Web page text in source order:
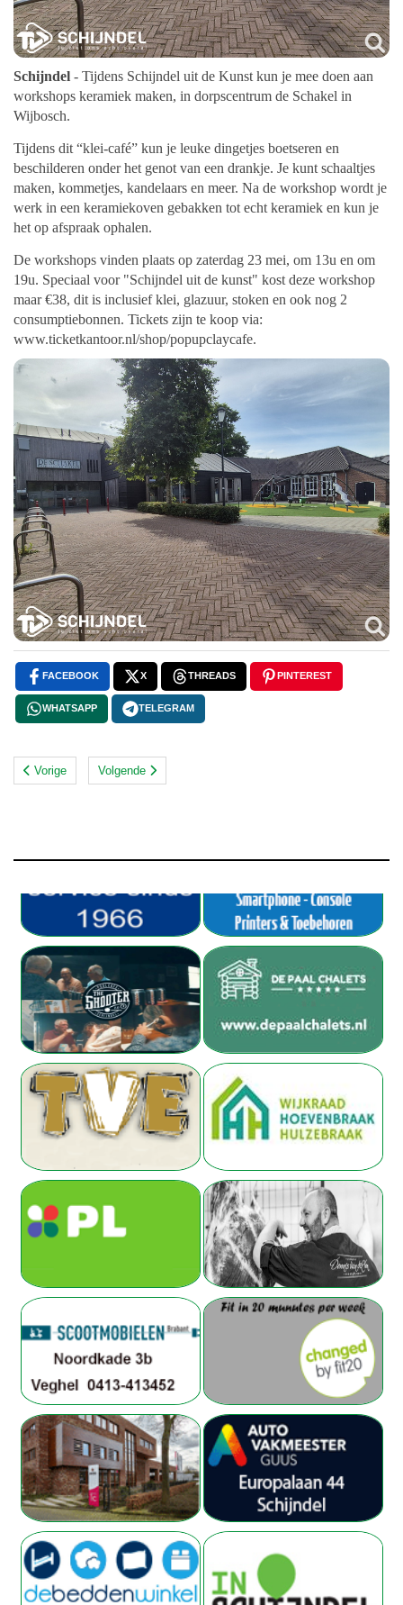
Schijndel - Tijdens Schijndel uit de Kunst kun je mee doen aan
workshops keramiek maken, in dorpscentrum de Schakel in
Wijbosch.
Tijdens dit “klei-café” kun je leuke dingetjes boetseren en
beschilderen onder het genot van een drankje. Je kunt schaaltjes
maken, kommetjes, kandelaars en meer. Na de workshop wordt je
werk in een keramiekoven gebakken tot echt keramiek en kun je
het op afspraak ophalen.
De workshops vinden plaats op zaterdag 23 mei, om 13u en om
19u. Speciaal voor "Schijndel uit de kunst" kost deze workshop
maar €38, dit is inclusief klei, glazuur, stoken en ook nog 2
consumptiebonnen. Tickets zijn te koop via:
www.ticketkantoor.nl/shop/popupclaycafe.
FACEBOOK X THREADS PINTEREST
WHATSAPP TELEGRAM
Vorige Volgende